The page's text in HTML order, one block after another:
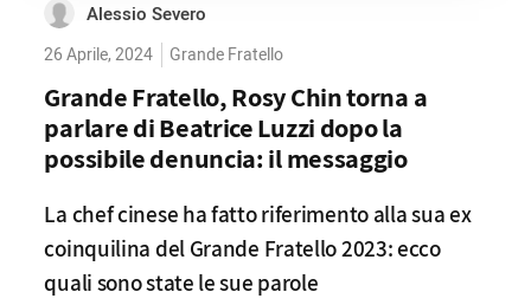
Alessio Severo
26 Aprile, 2024 Grande Fratello
Grande Fratello, Rosy Chin torna a
parlare di Beatrice Luzzi dopo la
possibile denuncia: il messaggio
La chef cinese ha fatto riferimento alla sua ex
coinquilina del Grande Fratello 2023: ecco
quali sono state le sue parole